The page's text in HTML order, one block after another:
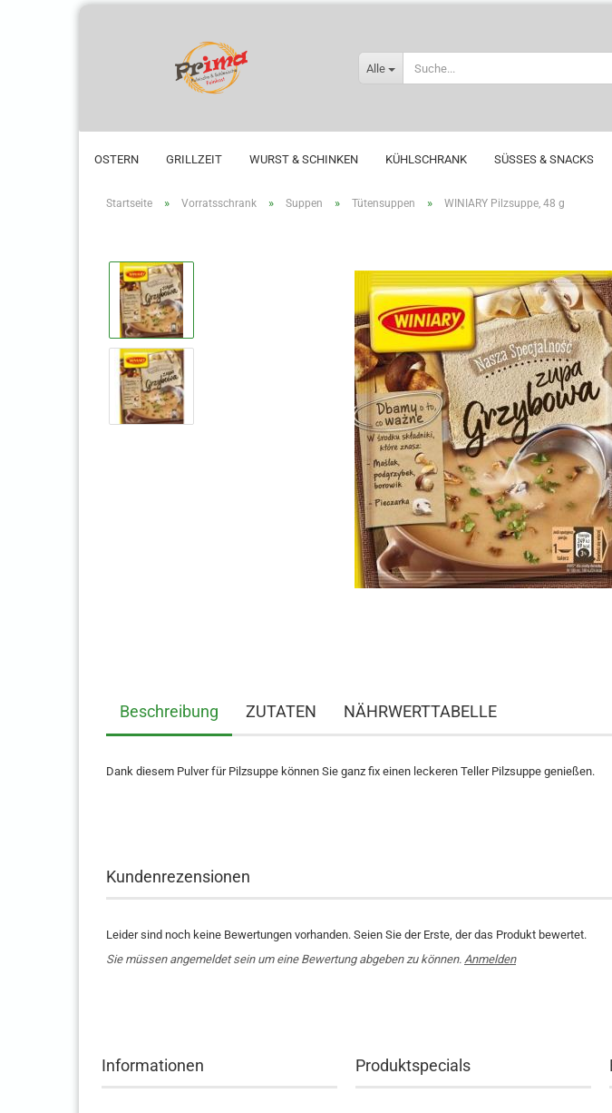
Alle
OSTERN GRILLZEIT WURST & SCHINKEN KÜHLSCHRANK SÜSSES & SNACKS
Startseite » Vorratsschrank » Suppen » Tütensuppen » WINIARY Pilzsuppe, 48 g
Beschreibung ZUTATEN NÄHRWERTTABELLE
Dank diesem Pulver für Pilzsuppe können Sie ganz fix einen leckeren Teller Pilzsuppe genießen.
Kundenrezensionen
Leider sind noch keine Bewertungen vorhanden. Seien Sie der Erste, der das Produkt bewertet.
Sie müssen angemeldet sein um eine Bewertung abgeben zu können. Anmelden
Informationen Produktspecials